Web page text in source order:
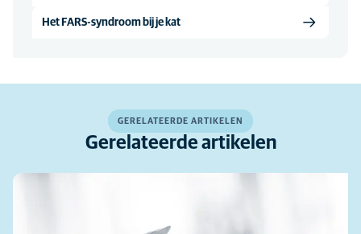
Het FARS-syndroom bij je kat
GERELATEERDE ARTIKELEN
Gerelateerde artikelen